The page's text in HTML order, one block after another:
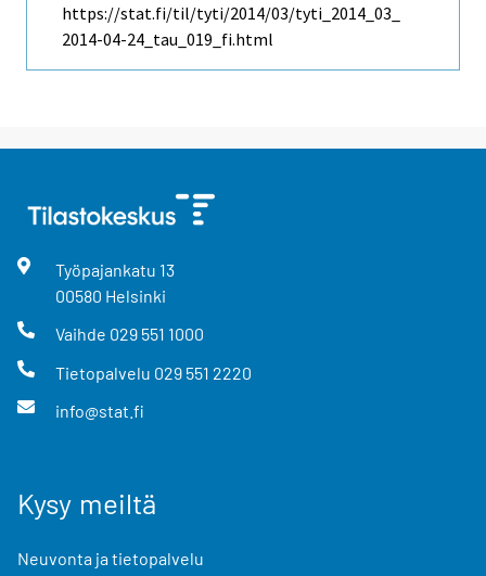
https://stat.fi/til/tyti/2014/03/tyti_2014_03_
2014-04-24_tau_019_fi.html
Työpajankatu 13
00580 Helsinki
Vaihde 029 551 1000
Tietopalvelu 029 551 2220
info@stat.fi
Kysy meiltä
Neuvonta ja tietopalvelu